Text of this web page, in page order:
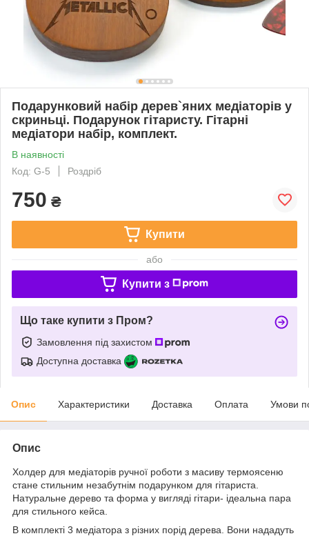
Подарунковий набір дерев`яних медіаторів у
скриньці. Подарунок гітаристу. Гітарні
медіатори набір, комплект.
В наявності
Код: G-5
Роздріб
750 ₴
Купити
або
Купити з
Що таке купити з Пром?
Замовлення під захистом
Доступна доставка
Опис Характеристики Доставка Оплата Умови
Опис
Холдер для медіаторів ручної роботи з масиву термоясеню
стане стильним незабутнім подарунком для гітариста.
Натуральне дерево та форма у вигляді гітари- ідеальна пара
для стильного кейса.
В комплекті 3 медіатора з різних порід дерева. Вони нададуть